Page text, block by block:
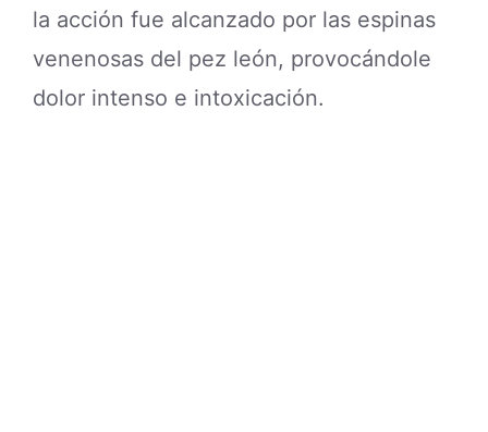
la acción fue alcanzado por las espinas
venenosas del pez león, provocándole
dolor intenso e intoxicación.